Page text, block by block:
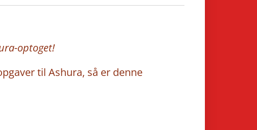
optoget!
til Ashura, så er denne